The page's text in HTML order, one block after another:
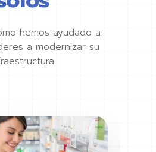
hemos ayudado a
a modernizar su